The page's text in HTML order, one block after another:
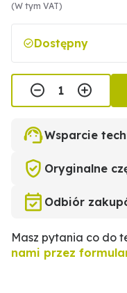
(W tym VAT)
Dostępny
Wsparcie
Oryginalne
Odbiór
Masz pytania co do
nami przez